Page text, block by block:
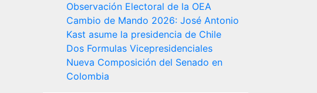
Observación Electoral de la OEA
Cambio de Mando 2026: José Antonio
Kast asume la presidencia de Chile
Dos Formulas Vicepresidenciales
Nueva Composición del Senado en
Colombia